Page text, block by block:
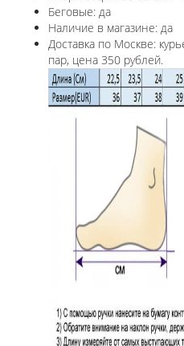
Беговые: да
Наличие в магазине: да
Доставка по Москве:
пар, цена 350 рублей.